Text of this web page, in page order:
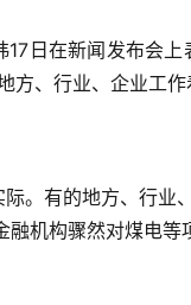
17日在新闻发布会
方、行业、企业工
。 有的地方、行业
融机构骤然对煤电等